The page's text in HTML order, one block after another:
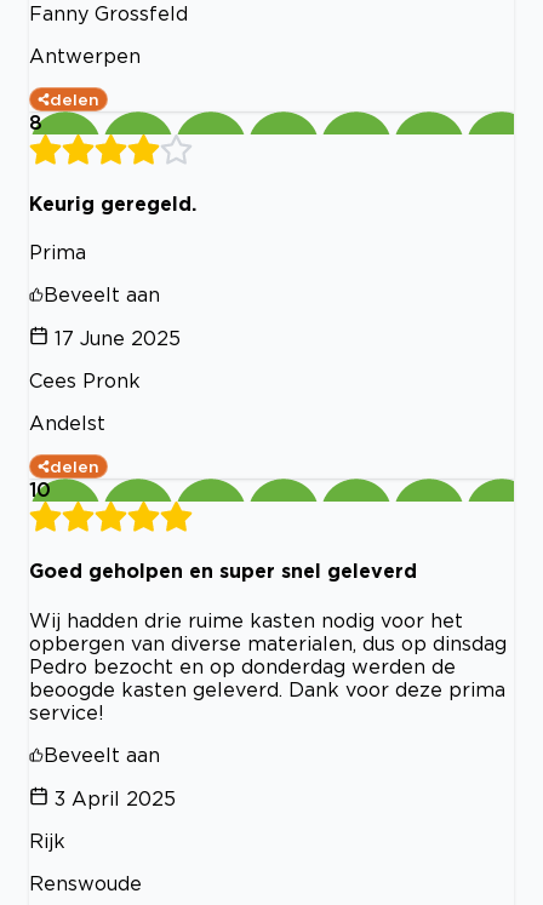
Fanny Grossfeld
Antwerpen
delen
8
Keurig geregeld.
Prima
Beveelt aan
17 June 2025
Cees Pronk
Andelst
delen
10
Goed geholpen en super snel geleverd
Wij hadden drie ruime kasten nodig voor het
opbergen van diverse materialen, dus op dinsdag
Pedro bezocht en op donderdag werden de
beoogde kasten geleverd. Dank voor deze prima
service!
Beveelt aan
3 April 2025
Rijk
Renswoude